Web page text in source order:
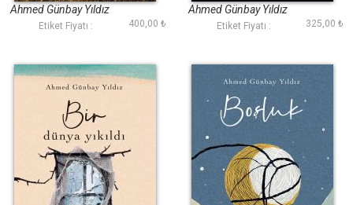
Ahmed Günbay Yıldız
Etiket Fiyatı : 400,00 ₺
Ahmed Günbay Yıldız
Etiket Fiyatı : 325,00 ₺